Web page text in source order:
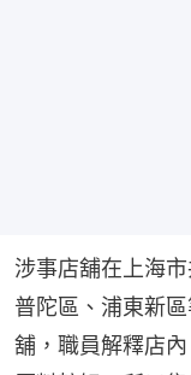
涉事店舖在上海
普陀區、浦東新
舖，職員解釋店